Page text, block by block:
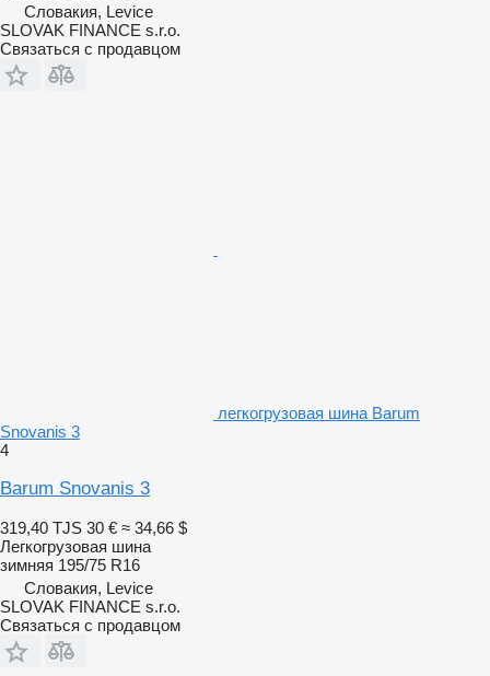
Словакия, Levice
SLOVAK FINANCE s.r.o.
Связаться с продавцом
легкогрузовая шина Barum
Snovanis 3
4
Barum Snovanis 3
319,40 TJS 30 € ≈ 34,66 $
Легкогрузовая шина
зимняя 195/75 R16
Словакия, Levice
SLOVAK FINANCE s.r.o.
Связаться с продавцом